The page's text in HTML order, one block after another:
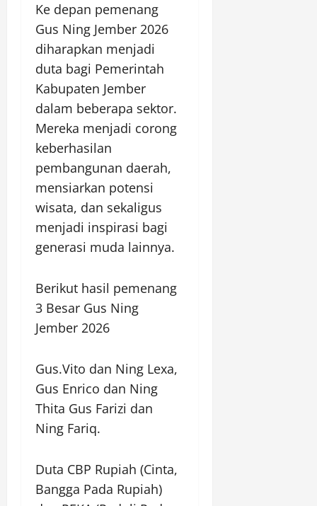
Ke depan pemenang
Gus Ning Jember 2026
diharapkan menjadi
duta bagi Pemerintah
Kabupaten Jember
dalam beberapa sektor.
Mereka menjadi corong
keberhasilan
pembangunan daerah,
mensiarkan potensi
wisata, dan sekaligus
menjadi inspirasi bagi
generasi muda lainnya.
Berikut hasil pemenang
3 Besar Gus Ning
Jember 2026
Gus.Vito dan Ning Lexa,
Gus Enrico dan Ning
Thita Gus Farizi dan
Ning Fariq.
Duta CBP Rupiah (Cinta,
Bangga Pada Rupiah)